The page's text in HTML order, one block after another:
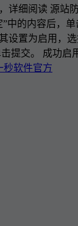
详细阅读 源站
中的内容后，
设置为启用，
提交。 成功启
秒软件官方